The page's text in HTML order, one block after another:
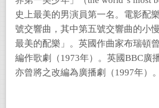
史上最美的男演員第一名。電影配
號交響曲，其中第五號交響曲的小
最美的配樂」。英國作曲家布瑞頓
編作歌劇（1973年）。英國BBC廣
亦曾將之改編為廣播劇（1997年）。